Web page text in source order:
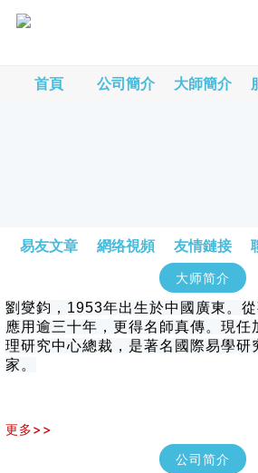
首頁 公司簡介 大師簡介
易友文章 網络視頻 友情鏈接
大师简介
劉燮鈞，1953年出生於中國廣東。
應用逾三十年，更得名師真傳。現任
理研究中心總裁，是著名國際易學研
家。
更多>>
公司简介